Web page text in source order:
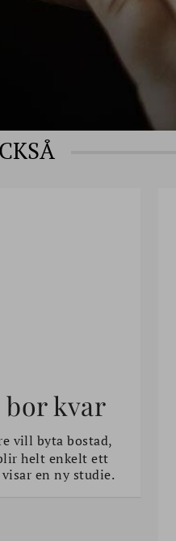
kvar
vill byta bostad,
helt enkelt ett
en ny studie.